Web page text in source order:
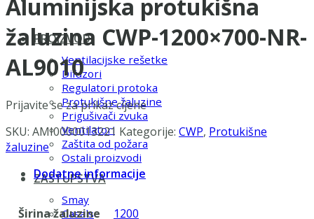
PROIZVODI
Ventilacijske rešetke
Difuzori
Regulatori protoka
Protukišne žaluzine
Prigušivači zvuka
Ventilatori
Zaštita od požara
Ostali proizvodi
ZASTUPSTVA
Smay
Casals
Aluminijska protukišna
žaluzina CWP-1200×700-NR-
AL9010
Prijavite se za prikaz cijene
SKU: AMI0000013221 Kategorije: CWP, Protukišne
žaluzine
Dodatne informacije
Širina žaluzine 1200